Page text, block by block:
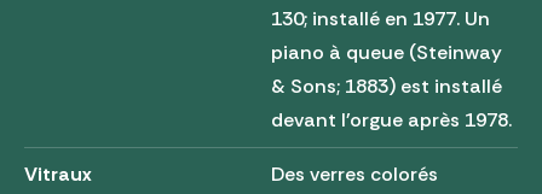
130; installé en 1977. Un
piano à queue (Steinway
& Sons; 1883) est installé
devant l'orgue après 1978.
Vitraux
Des verres colorés